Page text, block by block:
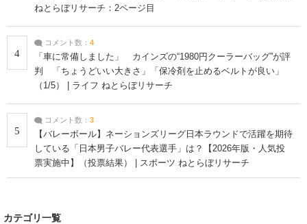
ねとらぼリサーチ：2ページ目
4
コメント数： 4
「車に常備しました」 カインズの“1980円クーラーバッグ”が評
判 「ちょうどいい大きさ」「保冷剤を止めるベルトが良い」
（1/5） | ライフ ねとらぼリサーチ
5
コメント数： 3
【バレーボール】ネーションズリーグ日本ラウンドで活躍を期待
している「日本男子バレー代表選手」は？【2026年版・人気投
票実施中】（投票結果） | スポーツ ねとらぼリサーチ
カテゴリ一覧